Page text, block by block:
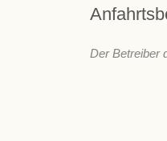
Der Betreiber